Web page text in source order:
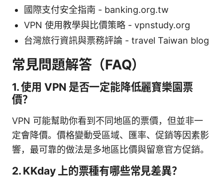
國際支付安全指南 - banking.org.tw
VPN 使用教學與比價策略 - vpnstudy.org
台灣旅行資訊與票務評論 - travel Taiwan blog
常見問題解答（FAQ）
1. 使用 VPN 是否一定能降低麗寶樂園票
價？
VPN 可能幫助你看到不同地區的票價，但並非一
定會降價。價格變動受區域、匯率、促銷等因素影
響，最可靠的做法是多地區比價與留意官方促銷。
2. KKday 上的票種有哪些常見差異？